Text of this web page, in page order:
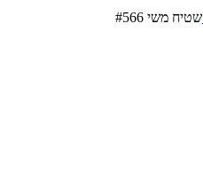
שטיח משי #566